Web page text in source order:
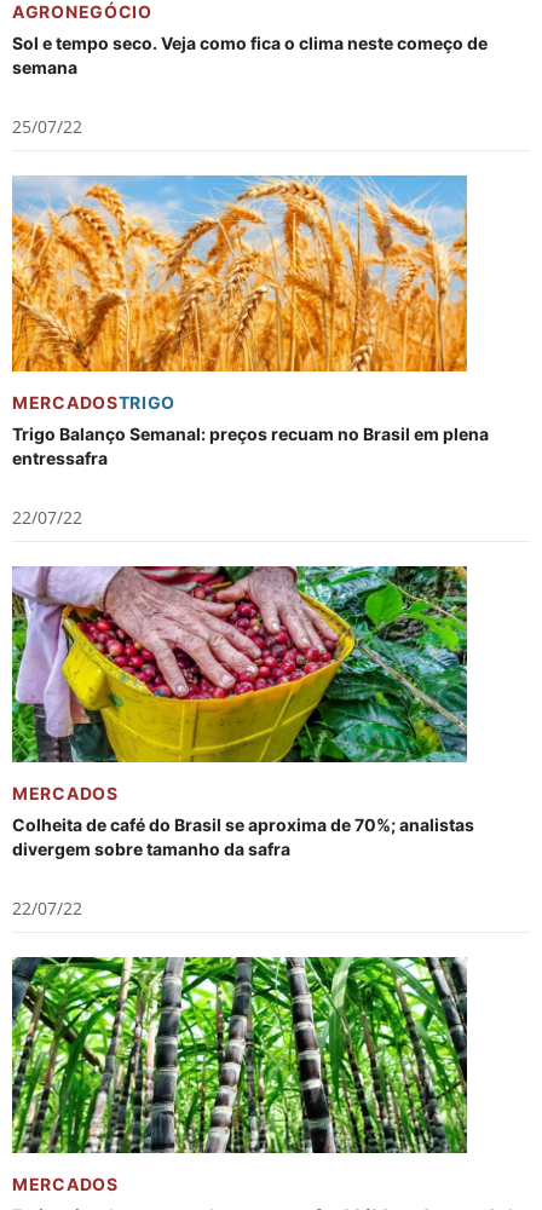
AGRONEGÓCIO
Sol e tempo seco. Veja como fica o clima neste começo de
semana
25/07/22
MERCADOSTRIGO
Trigo Balanço Semanal: preços recuam no Brasil em plena
entressafra
22/07/22
MERCADOS
Colheita de café do Brasil se aproxima de 70%; analistas
divergem sobre tamanho da safra
22/07/22
MERCADOS